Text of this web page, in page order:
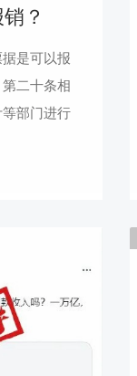
？
据是可以报
二十条相
部门进行